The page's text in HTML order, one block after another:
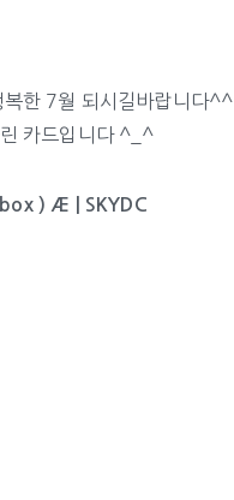
복한 7월 되시길바랍니다^^
카드입니다 ^_^
) Æ | SKYDC